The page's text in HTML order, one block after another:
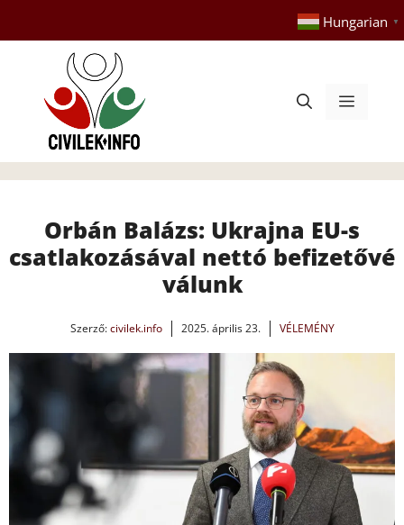
tartalomba
Hungarian ▼
Menü
Orbán Balázs: Ukrajna EU-s
csatlakozásával nettó befizetővé
válunk
Szerző:civilek.info 2025. április 23. VÉLEMÉNY